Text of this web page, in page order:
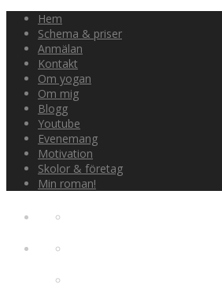
Hem
Schema & priser
Anmälan
Kontakt
Om yogan
Om mig
Blogg
Youtube
Evenemang
Motivation
Skolor & företag
Min roman!